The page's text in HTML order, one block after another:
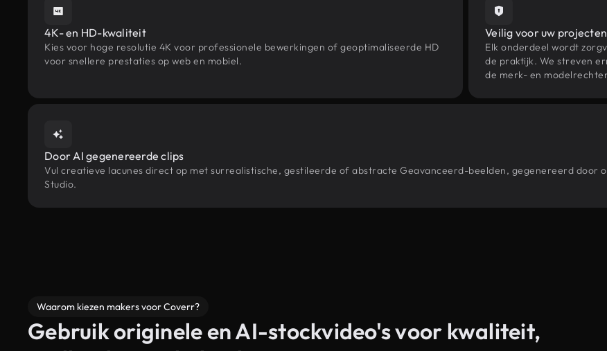
4K- en HD-kwaliteit
Kies voor hoge resolutie 4K voor professionele bewerkingen of geoptimaliseerde HD
voor snellere prestaties op web en mobiel.
Veilig voor uw projecten
Elk onderdeel wordt
de praktijk. We streven
de merk- en
Door AI gegenereerde clips
Vul creatieve lacunes direct op met surrealistische, gestileerde of abstracte Geavanceerd-beelden, gegenereerd door
Studio.
Waarom kiezen makers voor Coverr?
Gebruik originele en AI-stockvideo's voor kwaliteit,